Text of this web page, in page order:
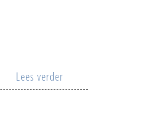
Lees verder